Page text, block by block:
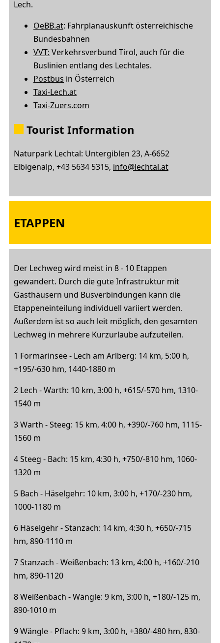
Lech.
OeBB.at: Fahrplanauskunft österreichische
Bundesbahnen
VVT: Verkehrsverbund Tirol, auch für die
Buslinien entlang des Lechtales.
Postbus in Österreich
Taxi-Lech.at
Taxi-Zuers.com
Tourist Information
Naturpark Lechtal: Untergiblen 23, A-6652
Elbigenalp, +43 5634 5315, info@lechtal.at
ETAPPEN
Der Lechweg wird meist in 8 - 10 Etappen
gewandert. Durch die gute Infrastruktur mit
Gasthäusern und Busverbindungen kann die
Etappeneinteilung individuell variiert werden.
Außerdem ist so auch leit möglich, den gesamten
Lechweg in mehrere Kurzurlaube aufzuteilen.
1 Formarinsee - Lech am Arlberg: 14 km, 5:00 h,
+195/-630 hm, 1440-1880 m
2 Lech - Warth: 10 km, 3:00 h, +615/-570 hm, 1310-
1540 m
3 Warth - Steeg: 15 km, 4:00 h, +390/-760 hm, 1115-
1560 m
4 Steeg - Bach: 15 km, 4:30 h, +750/-810 hm, 1060-
1320 m
5 Bach - Häselgehr: 10 km, 3:00 h, +170/-230 hm,
1000-1180 m
6 Häselgehr - Stanzach: 14 km, 4:30 h, +650/-715
hm, 890-1110 m
7 Stanzach - Weißenbach: 13 km, 4:00 h, +160/-210
hm, 890-1120
8 Weißenbach - Wängle: 9 km, 3:00 h, +180/-125 m,
890-1010 m
9 Wängle - Pflach: 9 km, 3:00 h, +380/-480 hm, 830-